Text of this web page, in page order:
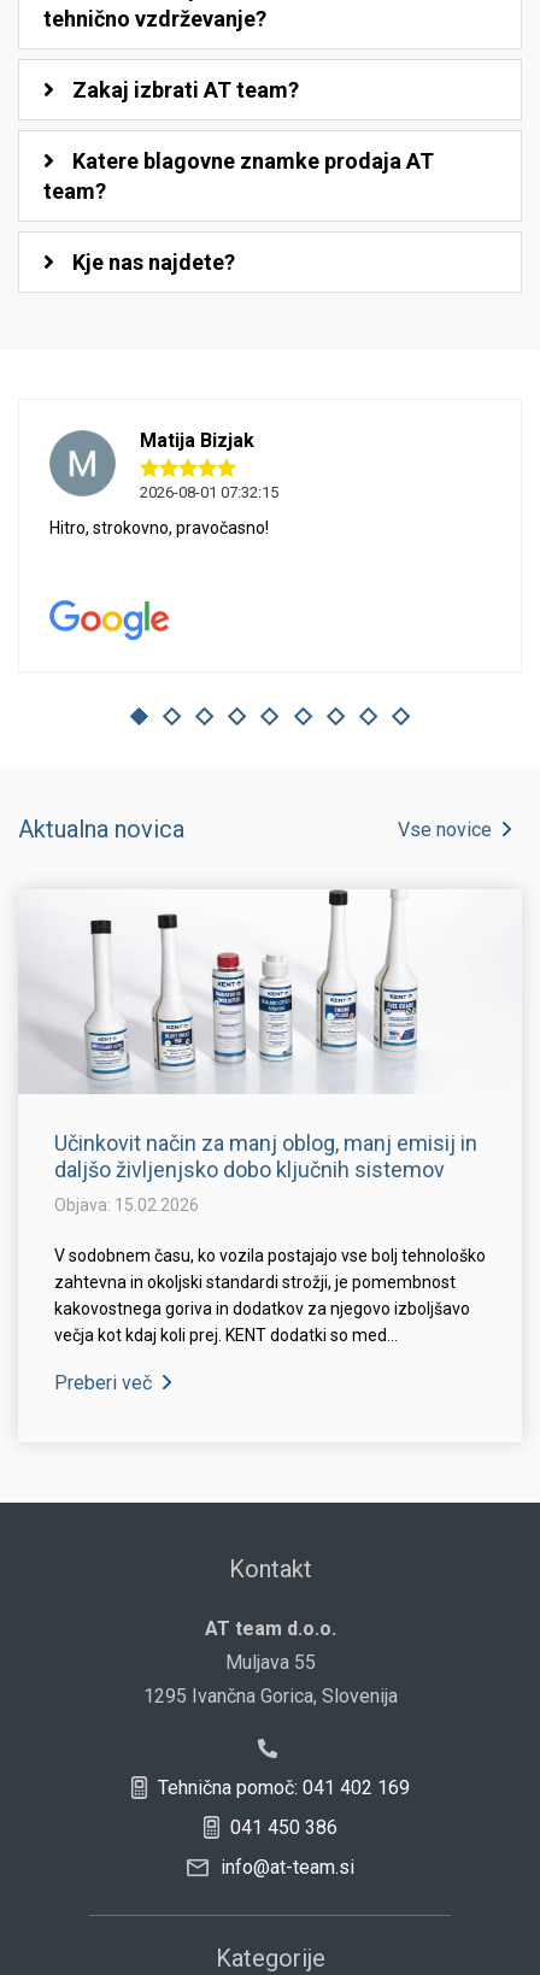
tehnično vzdrževanje?
Zakaj izbrati AT team?
Katere blagovne znamke prodaja AT
team?
Kje nas najdete?
Matija Bizjak
2026-08-01 07:32:15
Hitro, strokovno, pravočasno!
Aktualna novica Vse novice
Učinkovit način za manj oblog, manj emisij in
daljšo življenjsko dobo ključnih sistemov
Objava: 15.02.2026
V sodobnem času, ko vozila postajajo vse bolj tehnološko
zahtevna in okoljski standardi strožji, je pomembnost
kakovostnega goriva in dodatkov za njegovo izboljšavo
večja kot kdaj koli prej. KENT dodatki so med...
Preberi več
Kontakt
AT team d.o.o.
Muljava 55
1295 Ivančna Gorica, Slovenija
Tehnična pomoč: 041 402 169
041 450 386
info@at-team.si
Kategorije